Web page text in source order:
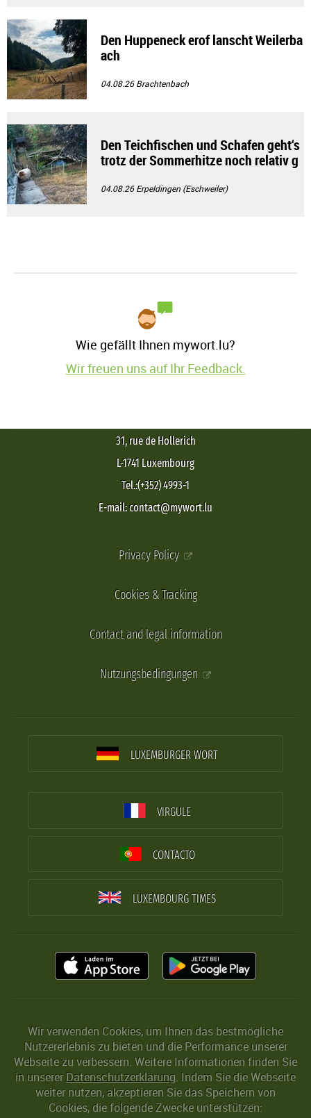
Den Huppeneck erof lanscht Weilerba
ach
04.08.26Brachtenbach
Den Teichfischen und Schafen geht‘s
trotz der Sommerhitze noch relativ g
04.08.26Erpeldingen (Eschweiler)
Wie gefällt Ihnen mywort.lu?
Wir freuen uns auf Ihr Feedback.
31, rue de Hollerich
L-1741 Luxembourg
Tel.:(+352) 4993-1
E-mail: contact@mywort.lu
Privacy Policy
Cookies & Tracking
Contact and legal information
Nutzungsbedingungen
LUXEMBURGER WORT
VIRGULE
CONTACTO
LUXEMBOURG TIMES
Wir verwenden Cookies, um Ihnen das bestmögliche
Nutzererlebnis zu bieten und die Performance unserer
Webseite zu verbessern. Weitere Informationen finden Sie
in unserer Datenschutzerklärung. Indem Sie die Webseite
weiter nutzen, akzeptieren Sie das Speichern von
Cookies, die folgende Zwecke unterstützen: